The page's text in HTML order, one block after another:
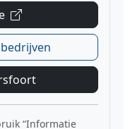
“Informatie